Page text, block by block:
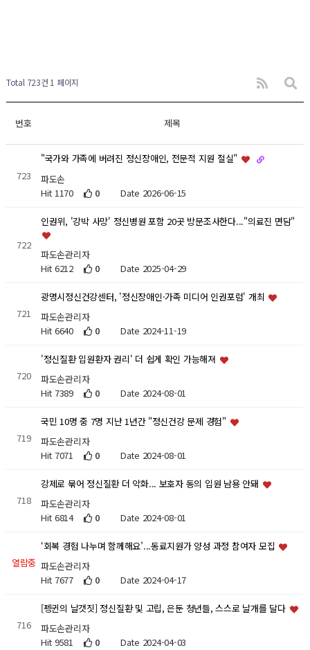
Total 723건 1 페이지
번호 제목
723
"국가와 가족에 버려진 정신장애인, 전문적 지원 절실"
파도손
Hit 1170
0 Date 2026-06-15
722
인권위, '강박 사망' 정신병원 포함 20곳 방문조사한다..."의료진 면담"
파도손관리자
Hit 6212
0 Date 2025-04-29
721
광명시정신건강센터, '정신장애인·가족 미디어 인권포럼' 개최
파도손관리자
Hit 6640
0 Date 2024-11-19
720
'정신질환 입원환자 권리' 더 쉽게 확인 가능해져
파도손관리자
Hit 7389
0 Date 2024-08-01
719
국민 10명 중 7명 지난 1년간 "정신건강 문제 경험"
파도손관리자
Hit 7071
0 Date 2024-08-01
718
강제로 묶어 정신질환 더 악화... 보호자 동의 입원 남용 안돼
파도손관리자
Hit 6814
0 Date 2024-08-01
열람중
‘회복 경험 나누며 함께해요’...동료지원가 양성 과정 참여자 모집
파도손관리자
Hit 7677
0 Date 2024-04-17
716
[펭귄의 날갯짓] 정신질환 및 고립, 은둔 청년들, 스스로 날개를 달다
파도손관리자
Hit 9581
0 Date 2024-04-03